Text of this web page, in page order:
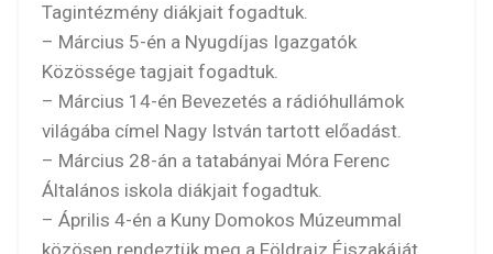
Tagintézmény diákjait fogadtuk.
– Március 5-én a Nyugdíjas Igazgatók
Közössége tagjait fogadtuk.
– Március 14-én Bevezetés a rádióhullámok
világába címel Nagy István tartott előadást.
– Március 28-án a tatabányai Móra Ferenc
Általános iskola diákjait fogadtuk.
– Április 4-én a Kuny Domokos Múzeummal